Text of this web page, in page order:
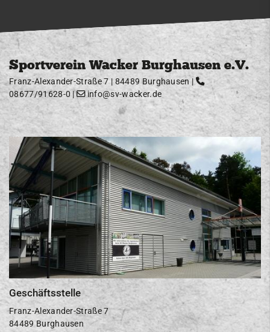
Sportverein Wacker Burghausen e.V.
Franz-Alexander-Straße 7 | 84489 Burghausen |
08677/91628-0 | info@sv-wacker.de
Geschäftsstelle
Franz-Alexander-Straße 7
84489 Burghausen